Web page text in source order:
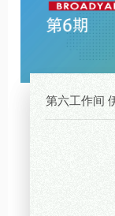
第六工作间